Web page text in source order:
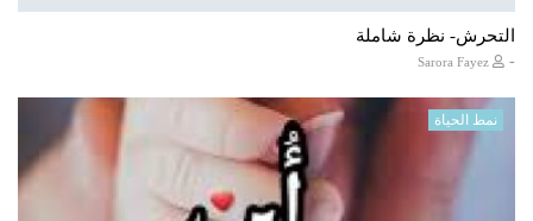
التحرش- نظرة شاملة
-
نمط الحياة